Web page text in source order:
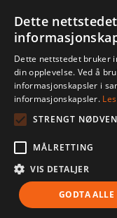
ARCOL AS
Vi leverer aktuelle
over hele landet. Vår
Savner dere noe ta
aktuelle læremidler skaffer
Dette
Dette nettstedet bruker
din opplevelse. Ved å
informasjonskapsler i
informasjonskapsler.
STRENGT
MÅLRETTING
VIS DETALJER
GODTA ALLE